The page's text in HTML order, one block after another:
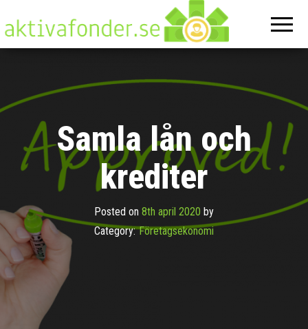
Samla lån och
krediter
Posted on 8th april 2020 by
Category: Företagsekonomi